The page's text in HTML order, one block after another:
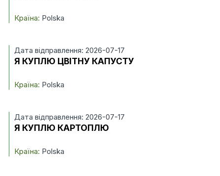
Країна: Polska
Дата відправлення: 2026-07-17
Я КУПЛЮ ЦВІТНУ КАПУСТУ
Країна: Polska
Дата відправлення: 2026-07-17
Я КУПЛЮ КАРТОПЛЮ
Країна: Polska